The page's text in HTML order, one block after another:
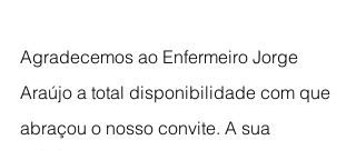
Agradecemos ao Enfermeiro Jorge
Araújo a total disponibilidade com que
abraçou o nosso convite. A sua